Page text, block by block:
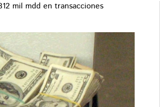
mil mdd en transacciones